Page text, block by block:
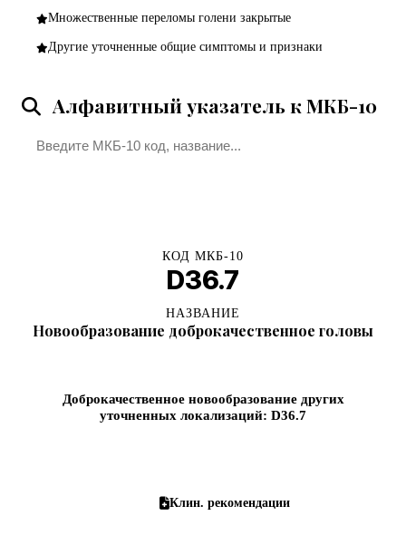
Множественные переломы голени закрытые
Другие уточненные общие симптомы и признаки
Алфавитный указатель к МКБ-10
КОД МКБ-10
D36.7
НАЗВАНИЕ
Новообразование доброкачественное головы
Доброкачественное новообразование других
уточненных локализаций: D36.7
Клин. рекомендации